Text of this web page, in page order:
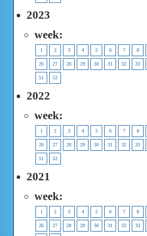
2023
week:
1 2 3 4 5 6 7 8
26 27 28 29 30 31 32 33
51 52
2022
week:
1 2 3 4 5 6 7 8
26 27 28 29 30 31 32 33
51 52
2021
week:
1 2 3 4 5 6 7 8
26 27 28 29 30 31 32 33